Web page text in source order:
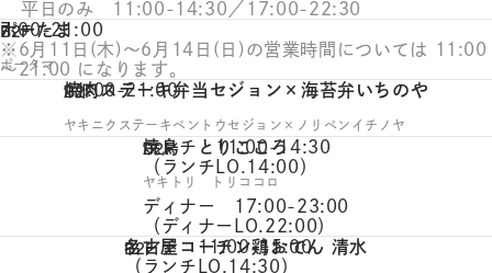
平日のみ 11:00-14:30／17:00-22:30
B2F
ポーたま
ポータマ
7:00-21:00
※6月11日(木)～6月14日(日)の営業時間については 11:00
～21:00 になります。
B2F
焼肉ステーキ弁当セジョン×海苔弁いちのや
ヤキニクステーキベントウセジョン×ノリベンイチノヤ
11:00-21:00
B2F
焼鳥 とりこころ
ヤキトリ トリココロ
ランチ 11:00-14:30
（ランチLO.14:00）
ディナー 17:00-23:00
（ディナーLO.22:00）
B2F
名古屋コーチン鶏おでん 清水
ランチ 11:00-15:00
（ランチLO.14:30）